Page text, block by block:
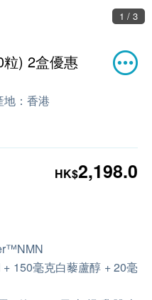
1 / 3
) 2盒優惠
地： 香港
HK$2,198.0
+ 150毫克白藜蘆醇 +20毫